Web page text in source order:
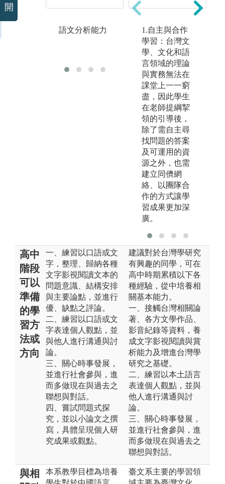
語文分析能力
溝通表達與創
造能力
1.自主與合作
學習：台灣文
學、文化和語
言領域的理論
與實務無法在
課堂上一一窮
盡，因此學生
在老師提綱挈
領的引導後，
除了需自主尋
找問題的答案
及可運用的資
源之外，也需
建立同儕網
絡、以團隊合
作的方式讓學
習成果更加深
廣。
高中
階段
可以
準備
的學
習方
法或
方向
一、練習以口語或文
字，整理、歸納各種
文字影視閱讀文本的
問題意識、結構安排
與主要論點，並進行
優、缺點之評論。
二、練習以口語或文
字表達個人觀點，並
與他人進行溝通與討
論。
三、關心時事發展，
並進行社會參與，進
而多做現在與過去之
聯想與對話。
四、嘗試問題式探
究，並以小論文之撰
寫，具體呈現個人研
究成果或觀點。
建議對於台灣學研究
有興趣的同學，可在
高中時期累積以下各
種經驗，從中培養相
關基本能力。
一、接觸台灣相關論
著、各方文學作品、
影音紀錄等資料，養
成文字影視閱讀與賞
析能力及增進台灣學
研究之基礎。
二、練習以本土語言
表達個人觀點，並與
他人進行溝通與討
論。
三、關心時事發展，
並進行社會參與，進
而多做現在與過去之
聯想與對話。
與相
本系教學目標為培養
臺文系主要的學習領
開